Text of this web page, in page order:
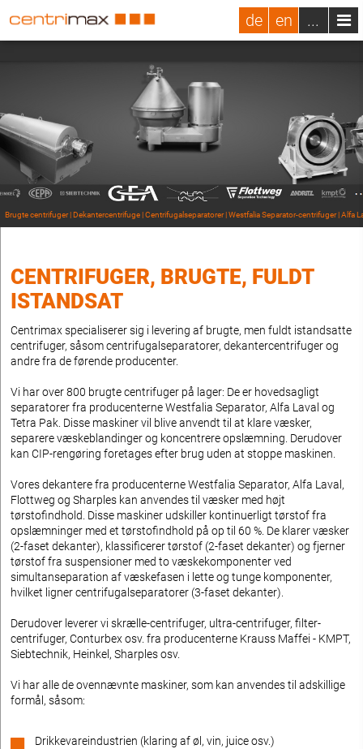
de en ...
Brugte centrifuger | Dekantercentrifuge | Centrifugalseparatorer | Westfalia Separator-centrifuger | Alfa
CENTRIFUGER, BRUGTE, FULDT
ISTANDSAT
Centrimax specialiserer sig i levering af brugte, men fuldt istandsatte
centrifuger, såsom centrifugalseparatorer, dekantercentrifuger og
andre fra de førende producenter.
Vi har over 800 brugte centrifuger på lager: De er hovedsagligt
separatorer fra producenterne Westfalia Separator, Alfa Laval og
Tetra Pak. Disse maskiner vil blive anvendt til at klare væsker,
separere væskeblandinger og koncentrere opslæmning. Derudover
kan CIP-rengøring foretages efter brug uden at stoppe maskinen.
Vores dekantere fra producenterne Westfalia Separator, Alfa Laval,
Flottweg og Sharples kan anvendes til væsker med højt
tørstofindhold. Disse maskiner udskiller kontinuerligt tørstof fra
opslæmninger med et tørstofindhold på op til 60 %. De klarer væsker
(2-faset dekanter), klassificerer tørstof (2-faset dekanter) og fjerner
tørstof fra suspensioner med to væskekomponenter ved
simultanseparation af væskefasen i lette og tunge komponenter,
hvilket ligner centrifugalseparatorer (3-faset dekanter).
Derudover leverer vi skrælle-centrifuger, ultra-centrifuger, filter-
centrifuger, Conturbex osv. fra producenterne Krauss Maffei - KMPT,
Siebtechnik, Heinkel, Sharples osv.
Vi har alle de ovennævnte maskiner, som kan anvendes til adskillige
formål, såsom:
Drikkevareindustrien (klaring af øl, vin, juice osv.)